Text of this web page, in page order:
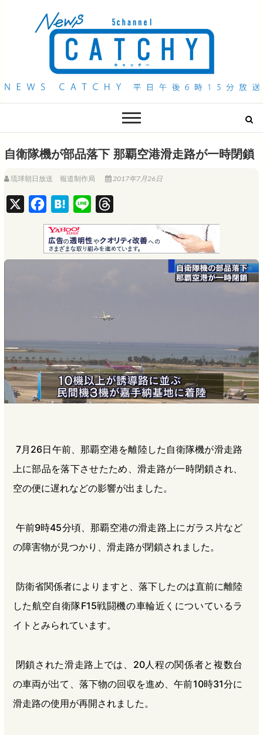
QAB NEWS Headline
自衛隊機が部品落下 那覇空港滑走路が一時閉鎖
琉球朝日放送 報道制作局 2017年7月26日
a
c
e
H
a
t
e
i
n
e
h
r
e
7月26日午前、那覇空港を離陸した自衛隊機が滑走路
上に部品を落下させたため、滑走路が一時閉鎖され、
空の便に遅れなどの影響が出ました。
午前9時45分頃、那覇空港の滑走路上にガラス片など
の障害物が見つかり、滑走路が閉鎖されました。
防衛省関係者によりますと、落下したのは直前に離陸
した航空自衛隊F15戦闘機の車輪近くについているラ
イトとみられています。
閉鎖された滑走路上では、20人程の関係者と複数台
の車両が出て、落下物の回収を進め、午前10時31分に
滑走路の使用が再開されました。